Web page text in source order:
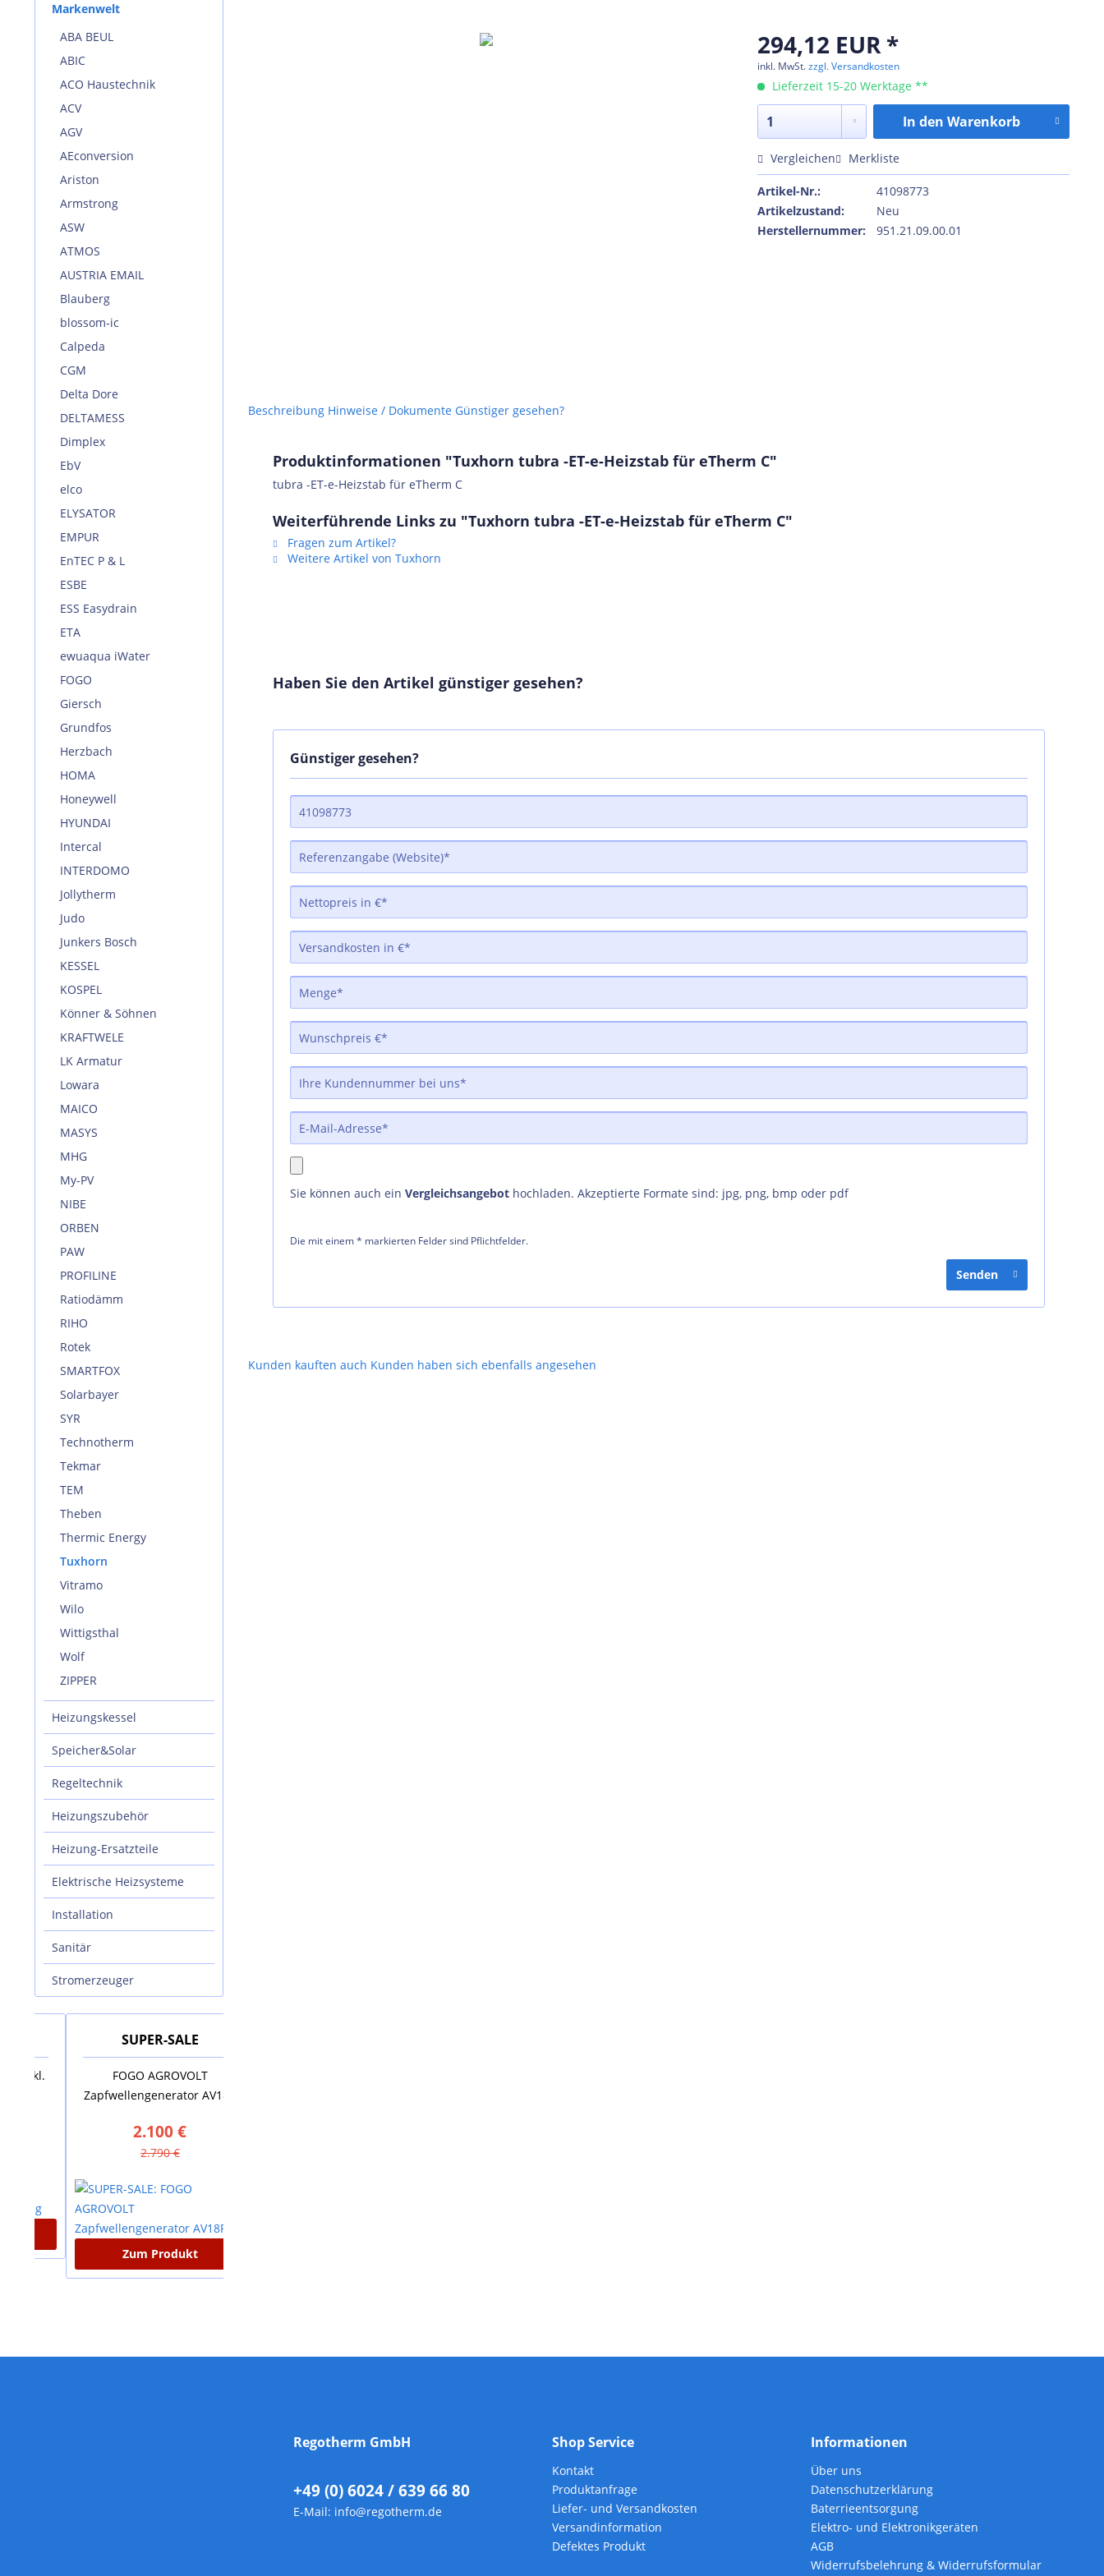
Markenwelt
ABA BEUL
ABIC
ACO Haustechnik
ACV
AGV
AEconversion
Ariston
Armstrong
ASW
ATMOS
AUSTRIA EMAIL
Blauberg
blossom-ic
Calpeda
CGM
Delta Dore
DELTAMESS
Dimplex
EbV
elco
ELYSATOR
EMPUR
EnTEC P & L
ESBE
ESS Easydrain
ETA
ewuaqua iWater
FOGO
Giersch
Grundfos
Herzbach
HOMA
Honeywell
HYUNDAI
Intercal
INTERDOMO
Jollytherm
Judo
Junkers Bosch
KESSEL
KOSPEL
Könner & Söhnen
KRAFTWELE
LK Armatur
Lowara
MAICO
MASYS
MHG
My-PV
NIBE
ORBEN
PAW
PROFILINE
Ratiodämm
RIHO
Rotek
SMARTFOX
Solarbayer
SYR
Technotherm
Tekmar
TEM
Theben
Thermic Energy
Tuxhorn
Vitramo
Wilo
Wittigsthal
Wolf
ZIPPER
Heizungskessel
Speicher&Solar
Regeltechnik
Heizungszubehör
Heizung-Ersatzteile
Elektrische Heizsysteme
Installation
Sanitär
Stromerzeuger
SUPER-SALE
FOGO AGROVOLT
Zapfwellengenerator AV18R
2.100 €
2.790 €
Zum Produkt
294,12 EUR *
inkl. MwSt.zzgl. Versandkosten
Lieferzeit 15-20 Werktage **
In den Warenkorb
Vergleichen Merkliste
Artikel-Nr.:
41098773
Artikelzustand:
Neu
Herstellernummer:
951.21.09.00.01
Beschreibung Hinweise / Dokumente Günstiger gesehen?
Produktinformationen "Tuxhorn tubra -ET-e-Heizstab für eTherm C"
tubra -ET-e-Heizstab für eTherm C
Weiterführende Links zu "Tuxhorn tubra -ET-e-Heizstab für eTherm C"
Fragen zum Artikel?
Weitere Artikel von Tuxhorn
Haben Sie den Artikel günstiger gesehen?
Günstiger gesehen?
Sie können auch ein Vergleichsangebot hochladen. Akzeptierte Formate sind: jpg, png, bmp oder pdf
Die mit einem * markierten Felder sind Pflichtfelder.
Senden
Kunden kauften auch Kunden haben sich ebenfalls angesehen
Regotherm GmbH
+49 (0) 6024 / 639 66 80
E-Mail: info@regotherm.de
Shop Service
Kontakt
Produktanfrage
Liefer- und Versandkosten
Versandinformation
Defektes Produkt
Informationen
Über uns
Datenschutzerklärung
Baterrieentsorgung
Elektro- und Elektronikgeräten
AGB
Widerrufsbelehrung & Widerrufsformular